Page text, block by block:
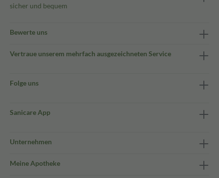
sicher und bequem
Bewerte uns
Vertraue unserem mehrfach ausgezeichneten Service
Folge uns
Sanicare App
Unternehmen
Meine Apotheke